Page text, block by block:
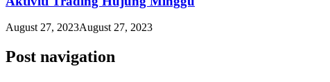
August 27, 2023August 27, 2023
Post navigation